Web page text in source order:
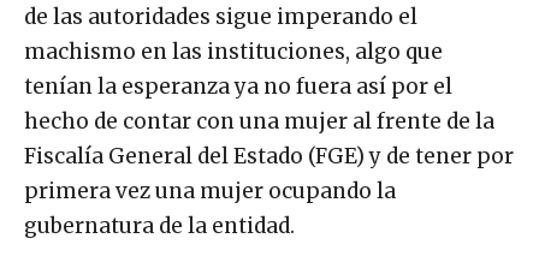
de las autoridades sigue imperando el
machismo en las instituciones, algo que
tenían la esperanza ya no fuera así por el
hecho de contar con una mujer al frente de la
Fiscalía General del Estado (FGE) y de tener por
primera vez una mujer ocupando la
gubernatura de la entidad.